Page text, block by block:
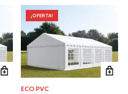
¡OFERTA!
ECO PVC